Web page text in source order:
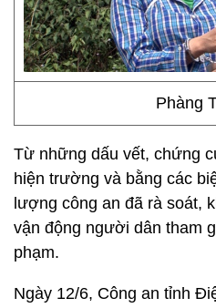
Phàng
Từ những dấu vết, chứng
hiện trường và bằng các
lượng công an đã rà soát,
vận động người dân tham
phạm.
Ngày 12/6, Công an tỉnh